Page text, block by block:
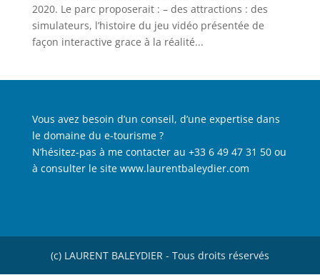
2020. Le parc proposerait : – des attractions : des
simulateurs, l’histoire du jeu vidéo présentée de
façon interactive grace à la réalité...
Vous avez besoin d’un conseil, d’une expertise dans
le domaine du e-tourisme ?
N’hésitez-pas à me contacter au +33 6 49 47 31 50 ou
à consulter le site www.laurentbaleydier.com
(c) LAURENT BALEYDIER - Tous droits réservés